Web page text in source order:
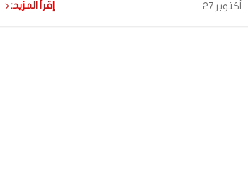
أكتوبر 27 إقرأ المزيد: